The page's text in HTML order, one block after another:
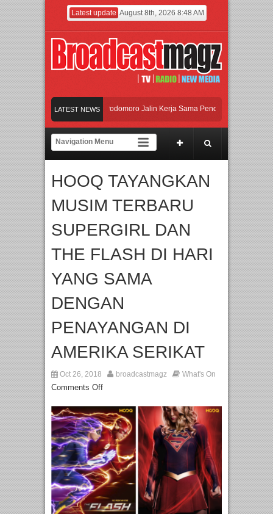
Latest update August 8th, 2026 8:48 AM
LATEST NEWS
UI dan Universitas Agung Podomoro Jalin Kerja Sama Pendidikan dan Riset
Meramaikan Jakarta dengan Ribuan Mainan dan Produk Bayi dari Seluruh
UI dan Universitas Agung Podomoro Jalin Kerja Sama Pendidikan dan Riset
HOOQ TAYANGKAN
MUSIM TERBARU
SUPERGIRL DAN
THE FLASH DI HARI
YANG SAMA
DENGAN
PENAYANGAN DI
AMERIKA SERIKAT
Oct 26, 2018 broadcastmagz What's On
Comments Off